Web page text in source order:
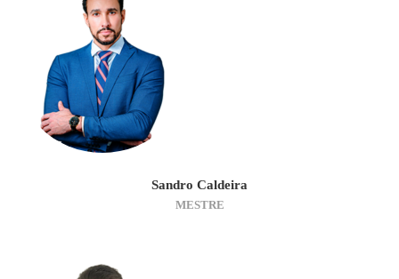
Sandro Caldeira
MESTRE